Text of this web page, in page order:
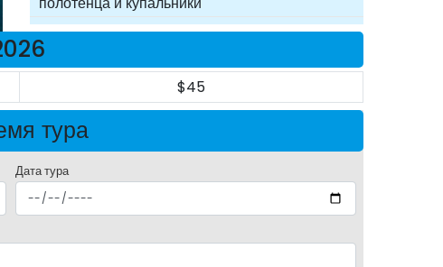
$45
тура
Дата тура